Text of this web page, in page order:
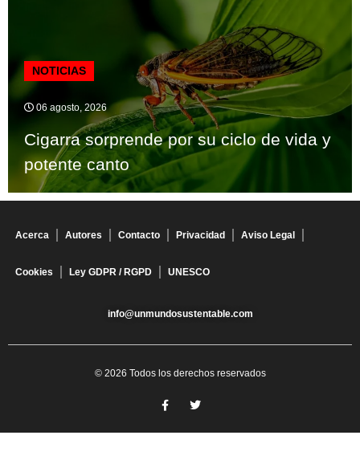
NOTICIAS
06 agosto, 2026
Cigarra sorprende por su ciclo de vida y
potente canto
Acerca Autores Contacto Privacidad Aviso Legal
Cookies Ley GDPR / RGPD UNESCO
info@unmundosustentable.com
© 2026 Todos los derechos reservados